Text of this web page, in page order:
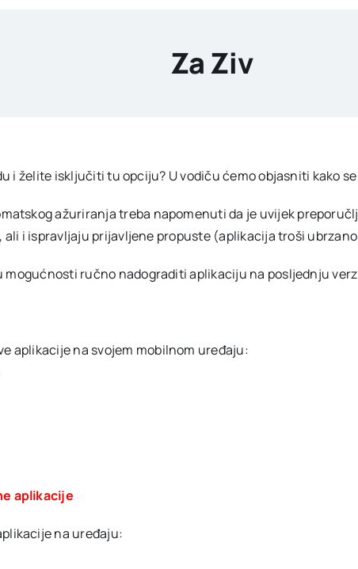
Za Ziv
i želite isključiti tu opciju? U vodiču ćemo objasniti kako
ažuriranja treba napomenuti da je uvijek
i ispravljaju prijavljene propuste (aplikacija troši
ručno nadograditi aplikaciju na posljednju
aplikacije na svojem mobilnom uređaju:
aplikacije
na uređaju: